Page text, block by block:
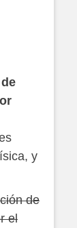
y
de
el